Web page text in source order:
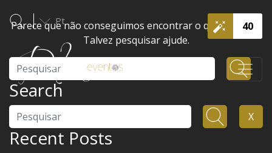
40
Pt
Parece que não conseguimos encontrar o que procura.
Talvez pesquisar ajude.
Search
Pesquisar X
Recent Posts